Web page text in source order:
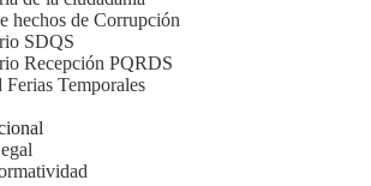
hechos de Corrupción
SDQS
Recepción PQRDS
Ferias Temporales